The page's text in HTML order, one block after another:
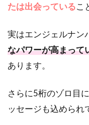
たは出会っているこ
実はエンジェルナン
なパワーが高まって
あります。
さらに5桁のゾロ目
ッセージも込められ